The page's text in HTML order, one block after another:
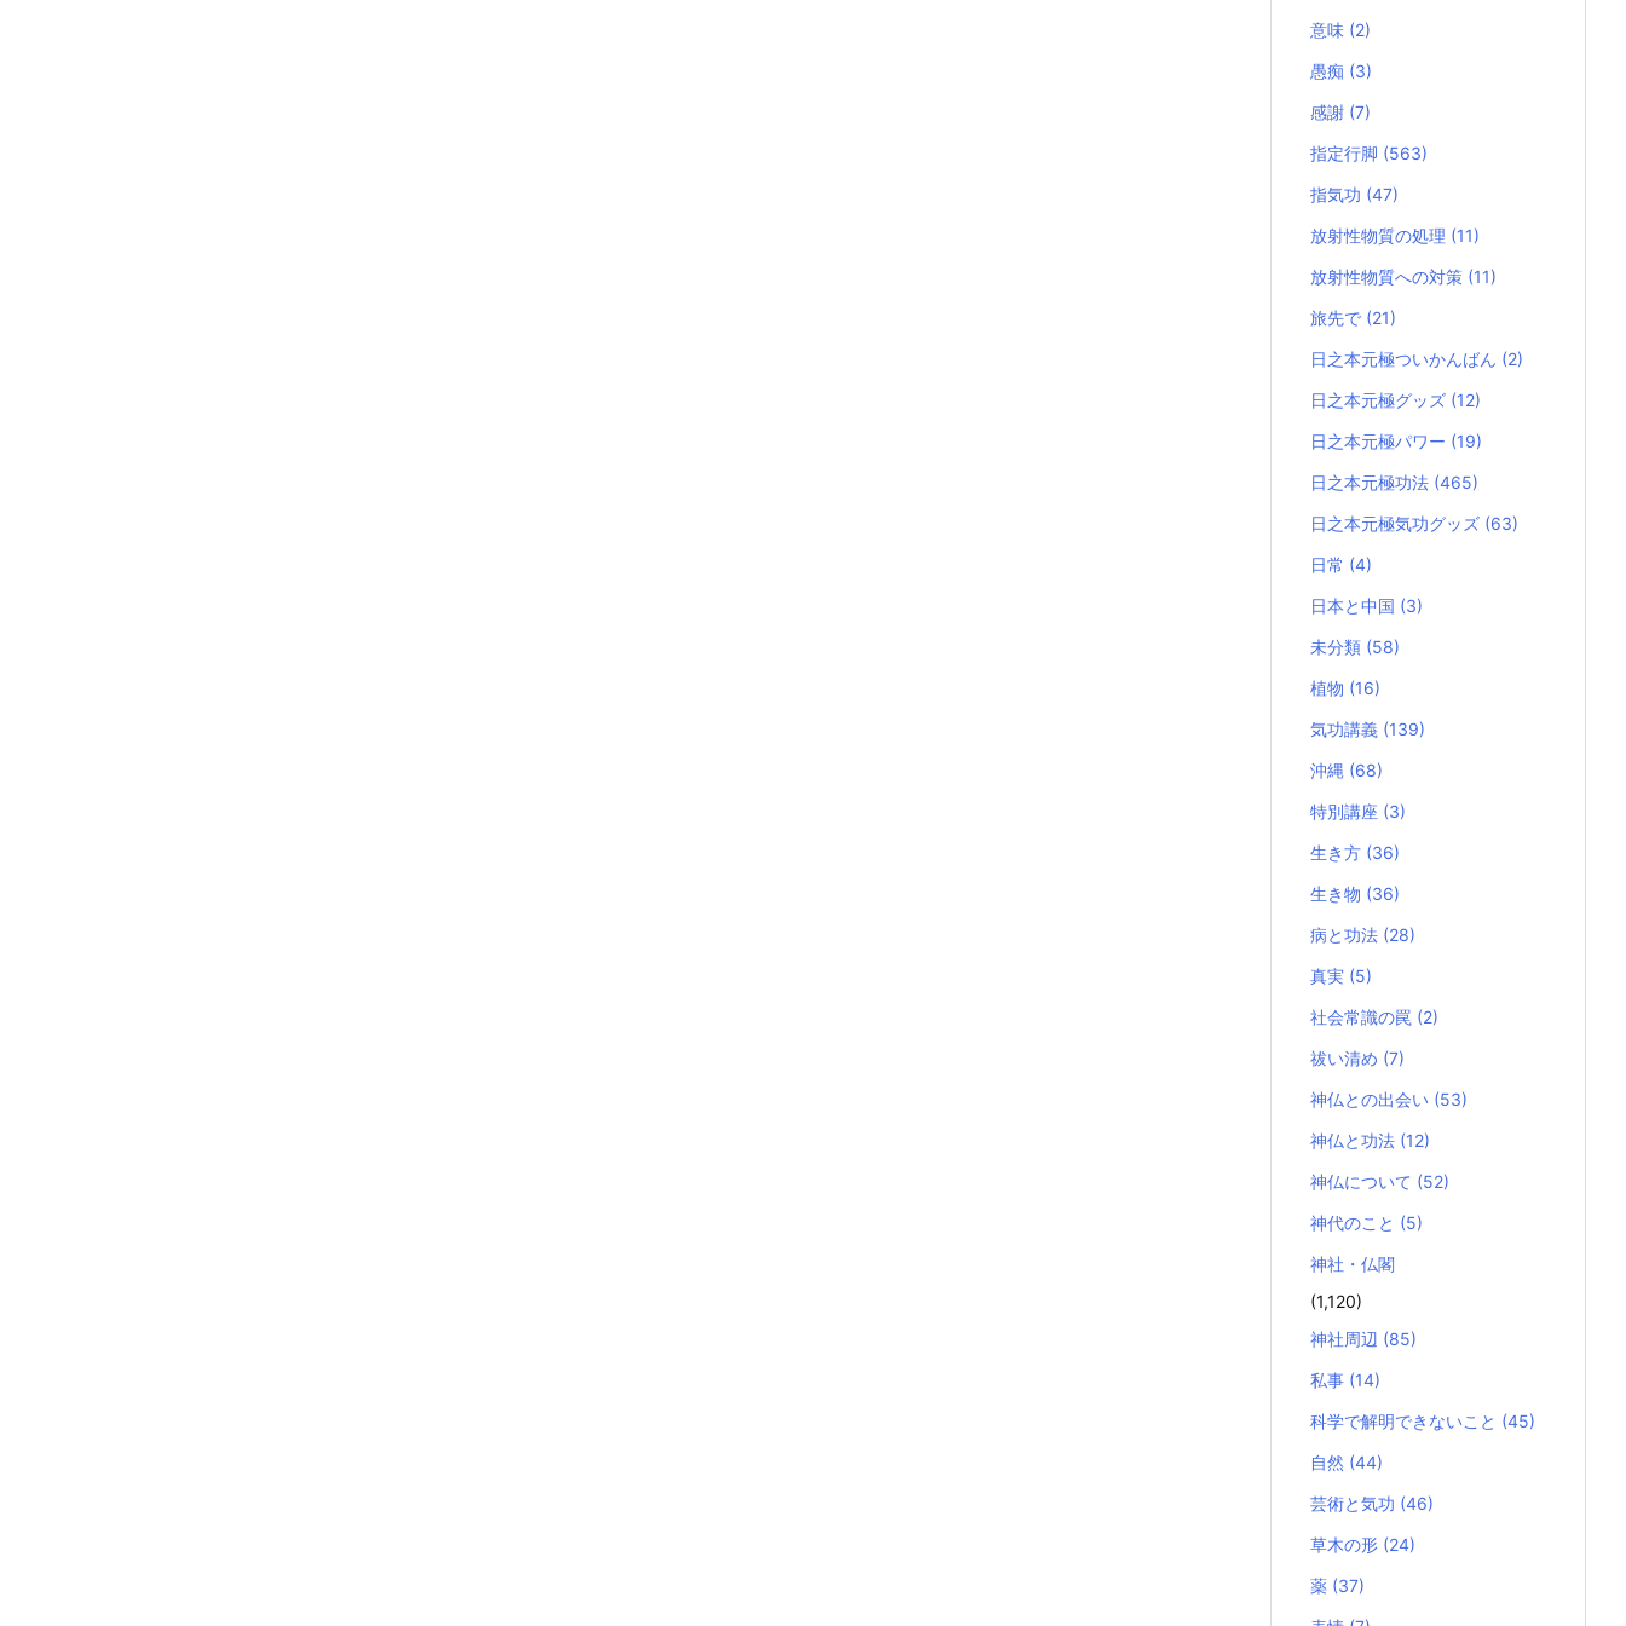
意味 (2)
愚痴 (3)
感謝 (7)
指定行脚 (563)
指気功 (47)
放射性物質の処理 (11)
放射性物質への対策 (11)
旅先で (21)
日之本元極ついかんばん (2)
日之本元極グッズ (12)
日之本元極パワー (19)
日之本元極功法 (465)
日之本元極気功グッズ (63)
日常 (4)
日本と中国 (3)
未分類 (58)
植物 (16)
気功講義 (139)
沖縄 (68)
特別講座 (3)
生き方 (36)
生き物 (36)
病と功法 (28)
真実 (5)
社会常識の罠 (2)
祓い清め (7)
神仏との出会い (53)
神仏と功法 (12)
神仏について (52)
神代のこと (5)
神社・仏閣
(1,120)
神社周辺 (85)
私事 (14)
科学で解明できないこと (45)
自然 (44)
芸術と気功 (46)
草木の形 (24)
薬 (37)